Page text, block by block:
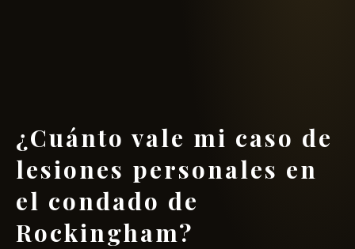
¿Cuánto vale mi caso de
lesiones personales en
el condado de
Rockingham?